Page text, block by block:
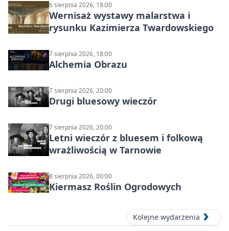
6 sierpnia 2026, 18:00
Wernisaż wystawy malarstwa i
rysunku Kazimierza Twardowskiego
7 sierpnia 2026, 18:00
Alchemia Obrazu
7 sierpnia 2026, 20:00
Drugi bluesowy wieczór
7 sierpnia 2026, 20:00
Letni wieczór z bluesem i folkową
wrażliwością w Tarnowie
8 sierpnia 2026, 00:00
Kiermasz Roślin Ogrodowych
Kolejne wydarzenia